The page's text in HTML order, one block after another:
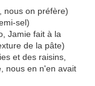
nous on préfère)
sel)
Jamie fait à la
de la pâte)
et des raisins,
nous en n'en avait